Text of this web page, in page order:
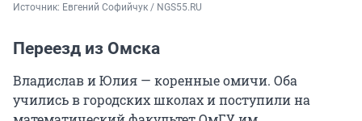
Источник: Евгений Софийчук / NGS55.RU
Переезд из Омска
Владислав и Юлия — коренные омичи. Оба
учились в городских школах и поступили на